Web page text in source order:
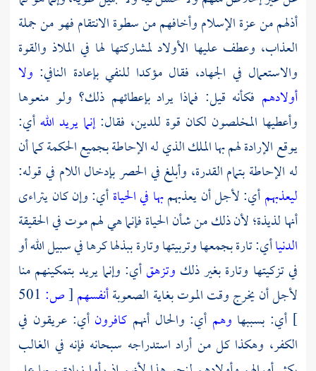
أذلهم من عزة الإسلام وأخافهم من سطوة الانتقام فهو من جملة
العذاب، وعطف عليها الأولاد لمشاركتها لها في الملاذ والقوة
والاستعمال في الجهاد، فقال مؤكدا للنفي بإعادة النافي: ولا
أولادهم فكأنه قيل: فماذا يراد بإعطائهم ذلك؟ ولو منعوها
وأعطيها المخلصون لكان قوة للدين، فقال:إنما يريد اللهأي:
يوقع الإرادة لهم بها الملك الذي له الإحاطة بجميع الحكمة كما أن
له الإحاطة بتمام القدرة، وأبلغ في الحصر بإدخال اللام في قوله:
ليعذبهمأي: لأجل أن يعذبهمبها في الحياةأي: وإن كان يتراءى
أنها لذيذة؛ لأن ذلك من شأن الحياة فإنما هي لهم موت في الحقيقة
الدنياأي: تارة بجمعها وتربيتها وتارة ببذلها كرها في سبيل الله أو
في تزكيتها وتارة بغير ذلك وتزهقأي: وإنما يريد بتمكينهم منا
لأجل أن يخرج وقت الموت بغاية الصعوبةأنفسهم[ص: 501
] أي: بسببها وهم أي: والحال أنهم كافرونأي: عريقون في
الكفر، وهكذا كل من أراد استدراجه سبحانه فإنه في الغالب